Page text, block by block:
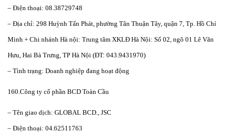
– Điện thoại: 08.38729748
– Địa chỉ: 298 Huỳnh Tấn Phát, phường Tân Thuận Tây, quận 7, Tp. Hồ Chí
Minh + Chi nhánh Hà nội: Trung tâm XKLĐ Hà Nội: Số 02, ngõ 01 Lê Văn
Hưu, Hai Bà Trưng, TP Hà Nội (ĐT: 043.9431970)
– Tình trạng: Doanh nghiệp đang hoạt động
160.Công ty cổ phần BCD Toàn Cầu
– Tên giao dịch: GLOBAL BCD., JSC
– Điện thoại: 04.62511763